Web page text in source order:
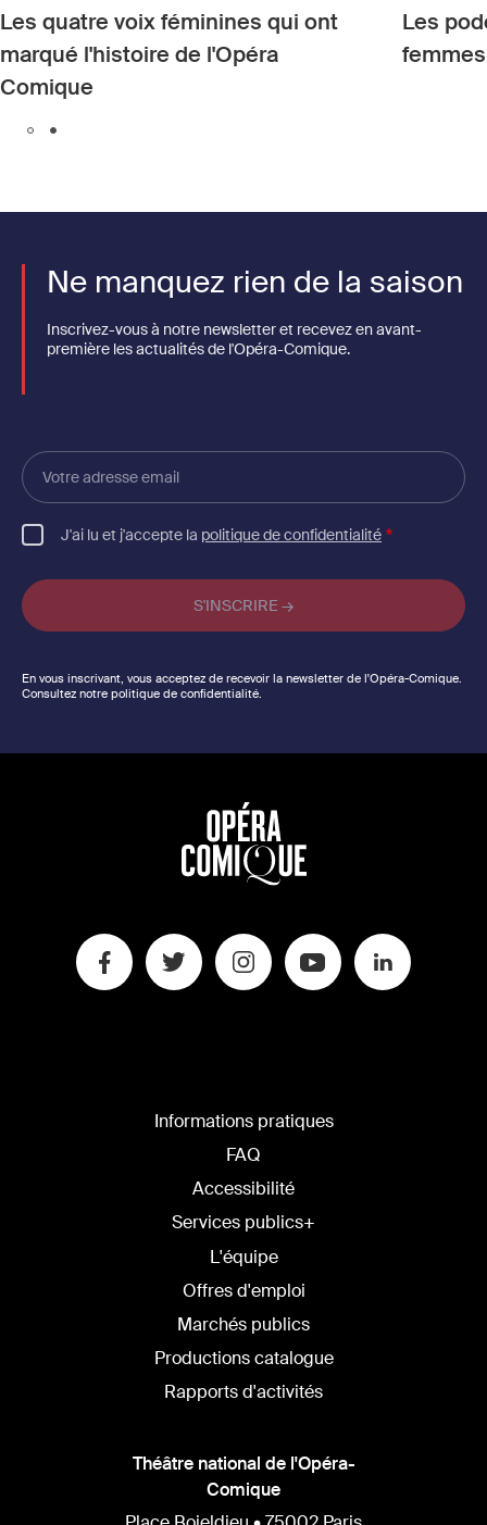
Les quatre voix féminines qui ont
marqué l'histoire de l'Opéra
Comique
Les
Ne manquez rien de la saison
Inscrivez-vous à notre newsletter et recevez en avant-
première les actualités de l'Opéra-Comique.
Votre
adresse
email
J'ai lu et j'accepte la politique de confidentialité
En vous inscrivant, vous acceptez de recevoir la newsletter de l'Opéra-Comique.
Consultez notre politique de confidentialité.
Informations pratiques
FAQ
Accessibilité
Services publics+
L'équipe
Offres d'emploi
Marchés publics
Productions catalogue
Rapports d'activités
Théâtre national de l'Opéra-
Comique